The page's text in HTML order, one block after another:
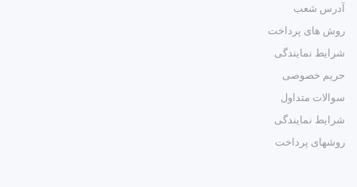
آدرس شعب
روش های پرداخت
شرایط نمایندگی
حریم خصوصی
سوالات متداول
شرایط نمایندگی
روشهای پرداخت